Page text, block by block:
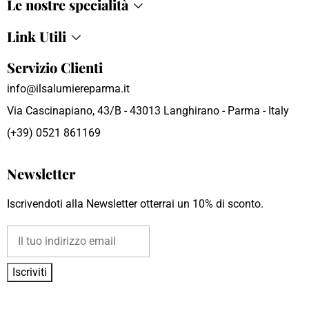
Le nostre specialità
Link Utili
Servizio Clienti
info@ilsalumiereparma.it
Via Cascinapiano, 43/B - 43013 Langhirano - Parma - Italy
(+39) 0521 861169
Newsletter
Iscrivendoti alla Newsletter otterrai un 10% di sconto.